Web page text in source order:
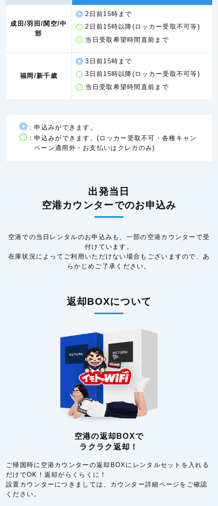
成田/羽田/関空/中
部
2日前15時まで
2日前15時以降(ロッカー受取不可等)
当日受取希望時間直前まで
福岡/新千歳
3日前15時まで
3日前15時以降(ロッカー受取不可等)
当日受取希望時間直前まで
：申込みができます。
：申込みができます。(ロッカー受取不可・各種キャン
ペーン適用外・お支払いはクレカのみ)
出発当日
空港カウンターでのお申込み
空港での当日レンタルのお申込みも、一部の空港カウンターで受
付けています。
在庫状況によってご利用いただけない場合もございますので、あ
らかじめご了承ください。
返却BOXについて
空港の返却BOXで
ラクラク返却！
ご帰国時に空港カウンターの返却BOXにレンタルセットを入れる
だけでOK！返却がらくらくに！
設置カウンターにつきましては、カウンター詳細ページをご確認
ください。